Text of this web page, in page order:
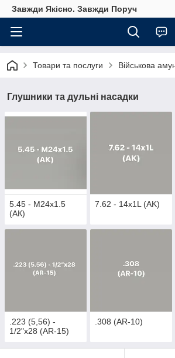
Завжди Якісно. Завжди Поруч
Товари та послуги Військова
Глушники та дульні насадки
5.45 - M24х1.5
(АК)
7.62 - 14x1L (AK)
.223 (5,56) -
1/2"x28 (AR-15)
.308 (AR-10)